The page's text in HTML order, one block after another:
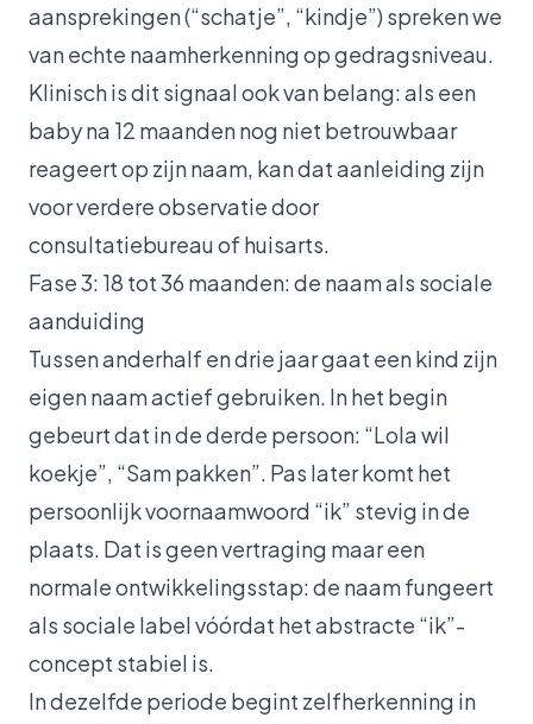
aansprekingen (“schatje”, “kindje”) spreken we
van echte naamherkenning op gedragsniveau.
Klinisch is dit signaal ook van belang: als een
baby na 12 maanden nog niet betrouwbaar
reageert op zijn naam, kan dat aanleiding zijn
voor verdere observatie door
consultatiebureau of huisarts.
Fase 3: 18 tot 36 maanden: de naam als sociale
aanduiding
Tussen anderhalf en drie jaar gaat een kind zijn
eigen naam actief gebruiken. In het begin
gebeurt dat in de derde persoon: “Lola wil
koekje”, “Sam pakken”. Pas later komt het
persoonlijk voornaamwoord “ik” stevig in de
plaats. Dat is geen vertraging maar een
normale ontwikkelingsstap: de naam fungeert
als sociale label vóórdat het abstracte “ik”-
concept stabiel is.
In dezelfde periode begint zelfherkenning in